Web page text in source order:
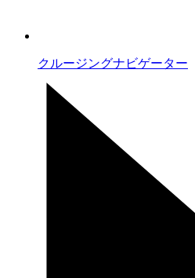
クルージングナビゲーター